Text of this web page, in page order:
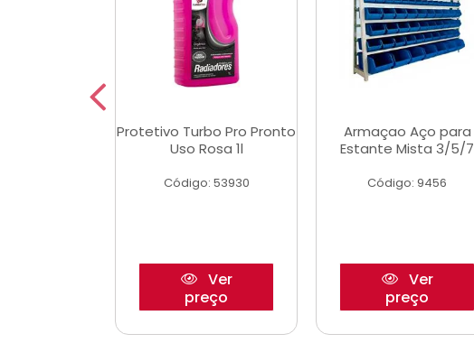
Protetivo Turbo Pro Pronto
Uso Rosa 1l
Código: 53930
Ver
preço
Armaçao Aço para
Estante Mista 3/5/7
Código: 9456
Ver
preço